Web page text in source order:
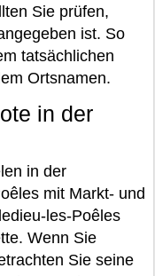
Sie prüfen,
ist. So
tatsächlichen
Ortsnamen.
in der
in der
mit Markt- und
les-Poêles
Wenn Sie
Sie seine